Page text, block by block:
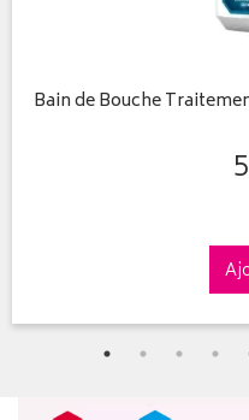
Bain de Bouche
5